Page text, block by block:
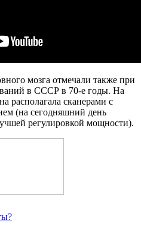
мозга отмечали также при
в СССР в 70-е годы. На
располагала сканерами с
(на сегодняшний день
регулировкой мощности).